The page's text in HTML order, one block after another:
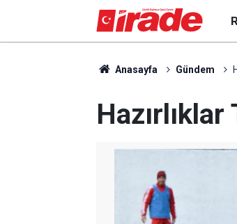
Anasayfa Gündem
Hazırlıklar